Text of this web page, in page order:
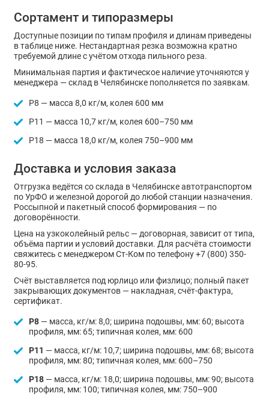
Сортамент и типоразмеры
Доступные позиции по типам профиля и длинам приведены
в таблице ниже. Нестандартная резка возможна кратно
требуемой длине с учётом отхода пильного реза.
Минимальная партия и фактическое наличие уточняются у
менеджера — склад в Челябинске пополняется по заявкам.
Р8 — масса 8,0 кг/м, колея 600 мм
Р11 — масса 10,7 кг/м, колея 600–750 мм
Р18 — масса 18,0 кг/м, колея 750–900 мм
Доставка и условия заказа
Отгрузка ведётся со склада в Челябинске автотранспортом
по УрФО и железной дорогой до любой станции назначения.
Россыпной и пакетный способ формирования — по
договорённости.
Цена на узкоколейный рельс — договорная, зависит от типа,
объёма партии и условий доставки. Для расчёта стоимости
свяжитесь с менеджером Ст-Ком по телефону +7 (800) 350-
80-95.
Счёт выставляется под юрлицо или физлицо; полный пакет
закрывающих документов — накладная, счёт-фактура,
сертификат.
Р8— масса, кг/м: 8,0; ширина подошвы, мм: 60; высота
профиля, мм: 65; типичная колея, мм: 600
Р11 — масса, кг/м: 10,7; ширина подошвы, мм: 68; высота
профиля, мм: 80; типичная колея, мм: 600–750
Р18— масса, кг/м: 18,0; ширина подошвы, мм: 90; высота
профиля, мм: 100; типичная колея, мм: 750–900